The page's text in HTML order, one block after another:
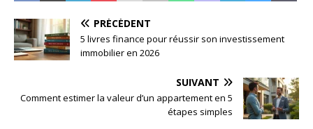
PRÉCÉDENT
5 livres finance pour réussir son investissement
immobilier en 2026
SUIVANT
Comment estimer la valeur d’un appartement en 5
étapes simples